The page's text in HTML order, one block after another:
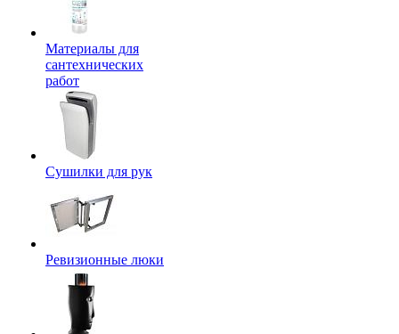
Материалы для
сантехнических
работ
Сушилки для рук
Ревизионные люки